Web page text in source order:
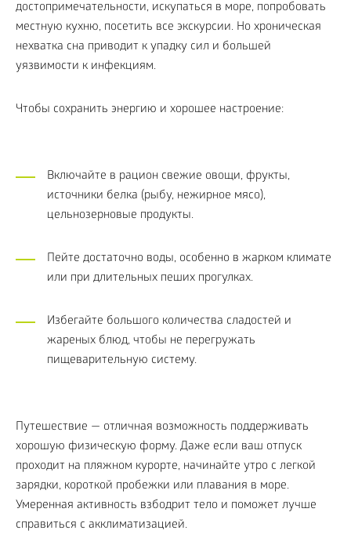
достопримечательности, искупаться в море, попробовать
местную кухню, посетить все экскурсии. Но хроническая
нехватка сна приводит к упадку сил и большей
уязвимости к инфекциям.
Чтобы сохранить энергию и хорошее настроение:
Включайте в рацион свежие овощи, фрукты,
источники белка (рыбу, нежирное мясо),
цельнозерновые продукты.
Пейте достаточно воды, особенно в жарком климате
или при длительных пеших прогулках.
Избегайте большого количества сладостей и
жареных блюд, чтобы не перегружать
пищеварительную систему.
Путешествие — отличная возможность поддерживать
хорошую физическую форму. Даже если ваш отпуск
проходит на пляжном курорте, начинайте утро с легкой
зарядки, короткой пробежки или плавания в море.
Умеренная активность взбодрит тело и поможет лучше
справиться с акклиматизацией.